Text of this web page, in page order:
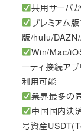
共用サーバ
プレミアム
版/hulu/
Win/Mac/
ーティ接続ア
利用可能
業界最多の
中国国内決
号資産